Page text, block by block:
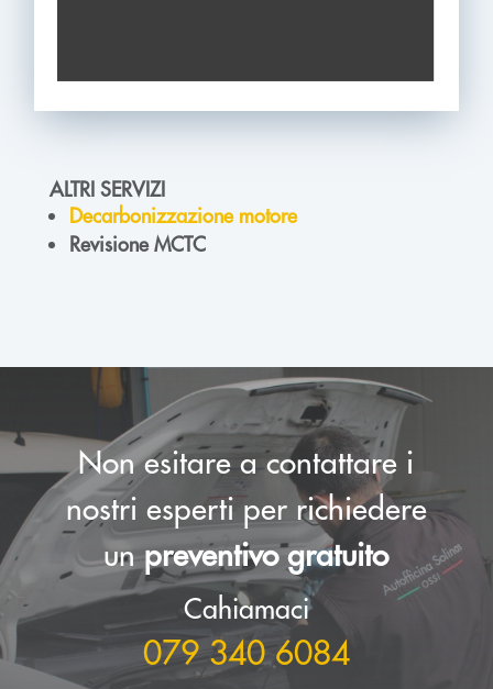
ALTRI SERVIZI
Decarbonizzazione motore
Revisione MCTC
Non esitare a contattare i
nostri esperti per richiedere
un preventivo gratuito
Cahiamaci
079 340 6084